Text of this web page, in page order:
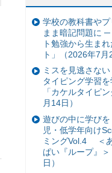
学校の教科書や
まま暗記問題に
ト勉強から生ま
ト」（2026年7月
ミスを見逃さな
タイピング学習を
「カケルタイピ
月14日）
遊びの中に学び
児・低学年向け
ミングVol.4 ＜
ぱい『ループ』
日）